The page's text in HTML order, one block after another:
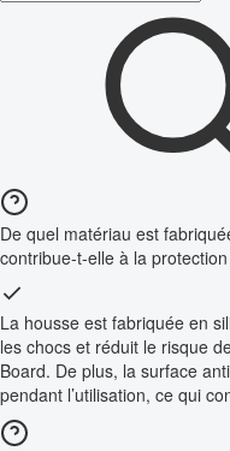
De quel matériau est
contribue-t-elle à la
La housse est fabriquée en
les chocs et réduit le risque
Board. De plus, la surface
pendant l’utilisation, ce qui